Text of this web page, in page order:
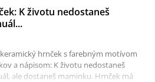
K životu nedostaneš
hrnček s farebným motívom
a nápisom: K životu nedostaneš
ale dostaneš maminku. Hrnček má